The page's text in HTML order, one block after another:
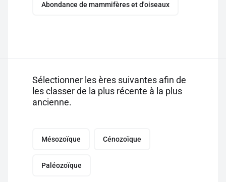
Abondance de mammifères et d'oiseaux
Sélectionner les ères suivantes afin de
les classer de la plus récente à la plus
ancienne.
Mésozoïque Cénozoïque
Paléozoïque